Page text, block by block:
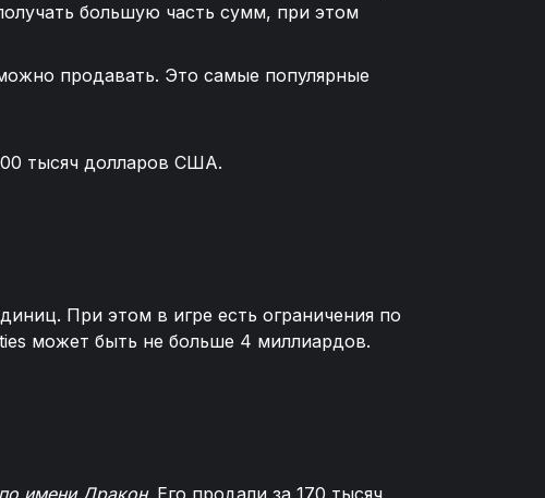
большую часть сумм, при этом
продавать. Это самые популярные
тысяч долларов США.
При этом в игре есть ограничения по
может быть не больше 4 миллиардов.